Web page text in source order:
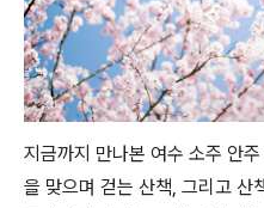
지금까지 만나본 여수 소주 안
을 맞으며 걷는 산책, 그리고 산